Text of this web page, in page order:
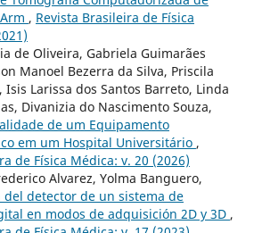
, Revista Brasileira de Física
de Oliveira, Gabriela Guimarães
Manoel Bezerra da Silva, Priscila
Isis Larissa dos Santos Barreto, Linda
Divanizia do Nascimento Souza,
de um Equipamento
em um Hospital Universitário ,
de Física Médica: v. 20 (2026)
Alvarez, Yolma Banguero,
del detector de un sistema de
en modos de adquisición 2D y 3D ,